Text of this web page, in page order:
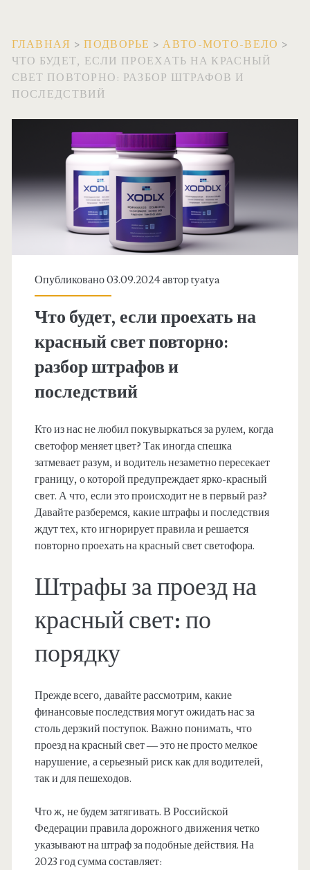
ГЛАВНАЯ >ПОДВОРЬЕ >АВТО-МОТО-ВЕЛО >
ЧТО БУДЕТ, ЕСЛИ ПРОЕХАТЬ НА КРАСНЫЙ
СВЕТ ПОВТОРНО: РАЗБОР ШТРАФОВ И
ПОСЛЕДСТВИЙ
Опубликовано 03.09.2024 авторtyatya
Что будет, если проехать на
красный свет повторно:
разбор штрафов и
последствий
Кто из нас не любил покувыркаться за рулем, когда
светофор меняет цвет? Так иногда спешка
затмевает разум, и водитель незаметно пересекает
границу, о которой предупреждает ярко-красный
свет. А что, если это происходит не в первый раз?
Давайте разберемся, какие штрафы и последствия
ждут тех, кто игнорирует правила и решается
повторно проехать на красный свет светофора.
Штрафы за проезд на
красный свет: по
порядку
Прежде всего, давайте рассмотрим, какие
финансовые последствия могут ожидать нас за
столь дерзкий поступок. Важно понимать, что
проезд на красный свет — это не просто мелкое
нарушение, а серьезный риск как для водителей,
так и для пешеходов.
Что ж, не будем затягивать. В Российской
Федерации правила дорожного движения четко
указывают на штраф за подобные действия. На
2023 год сумма составляет: